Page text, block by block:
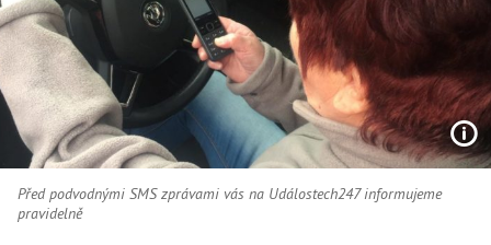
Před podvodnými SMS zprávami vás na Událostech247 informujeme
pravidelně